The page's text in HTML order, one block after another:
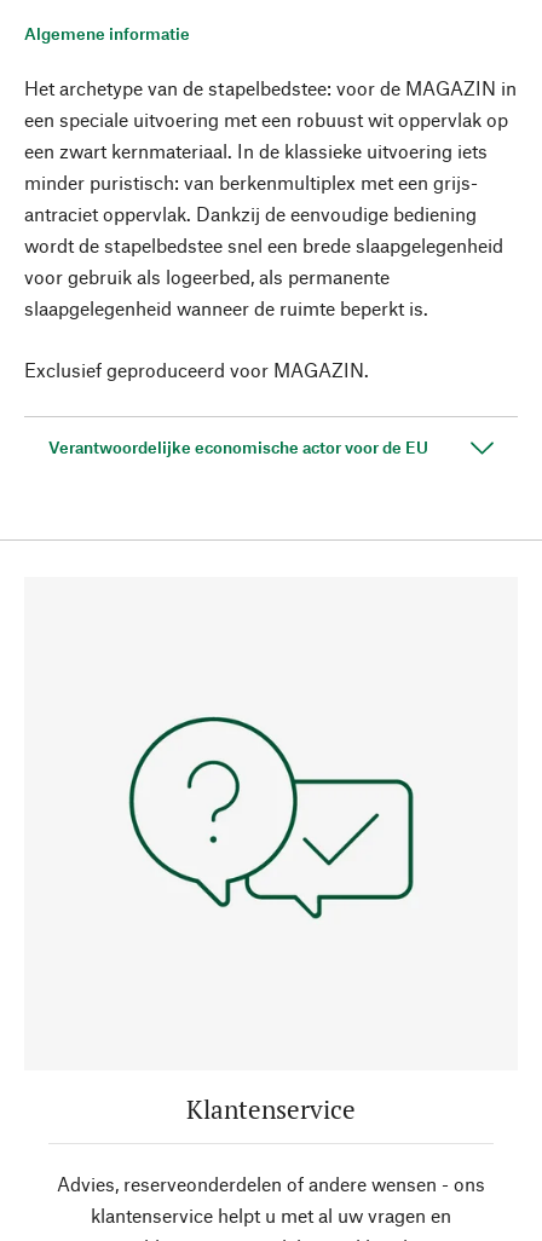
Algemene informatie
Het archetype van de stapelbedstee: voor de MAGAZIN in
een speciale uitvoering met een robuust wit oppervlak op
een zwart kernmateriaal. In de klassieke uitvoering iets
minder puristisch: van berkenmultiplex met een grijs-
antraciet oppervlak. Dankzij de eenvoudige bediening
wordt de stapelbedstee snel een brede slaapgelegenheid
voor gebruik als logeerbed, als permanente
slaapgelegenheid wanneer de ruimte beperkt is.
Exclusief geproduceerd voor MAGAZIN.
Verantwoordelijke economische actor voor de EU
Klantenservice
Advies, reserveonderdelen of andere wensen - ons
klantenservice helpt u met al uw vragen en